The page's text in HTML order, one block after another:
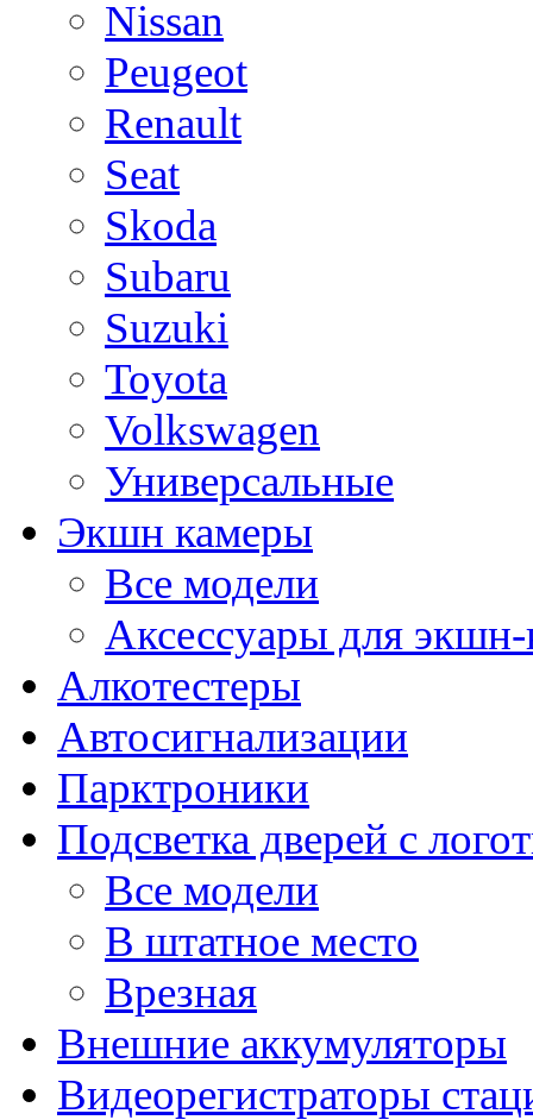
Nissan
Peugeot
Renault
Seat
Skoda
Subaru
Suzuki
Toyota
Volkswagen
Универсальные
Экшн камеры
Все модели
Аксессуары для
Алкотестеры
Автосигнализации
Парктроники
Подсветка дверей с
Все модели
В штатное место
Врезная
Внешние аккумуляторы
Видеорегистраторы